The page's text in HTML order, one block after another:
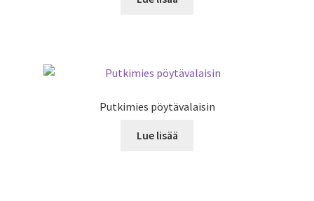
Putkimies pöytävalaisin
Lue lisää